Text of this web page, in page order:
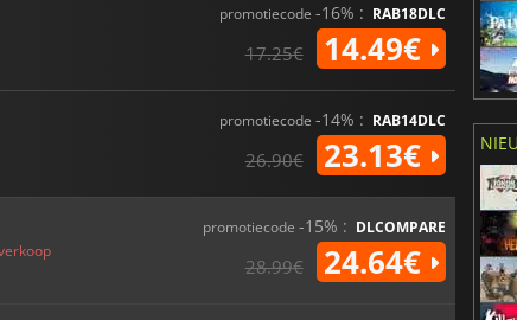
promotiecode -16% : RAB18DLC
17.25€ 14.49€
promotiecode -14% : RAB14DLC
26.90€ 23.13€
promotiecode -15% : DLCOMPARE
28.99€ 24.64€